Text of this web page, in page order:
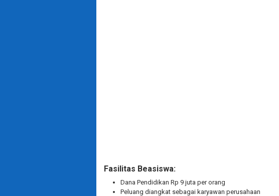
Fasilitas Beasiswa:
Dana Pendidikan Rp 9 juta per orang
Peluang diangkat sebagai karyawan perusahaan